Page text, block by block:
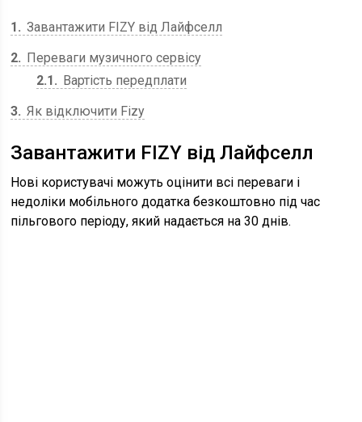
1
Завантажити FIZY від Лайфселл
2
Переваги музичного сервісу
2.1
Вартість передплати
3 Як відключити Fizy
Завантажити FIZY від Лайфселл
Нові користувачі можуть оцінити всі переваги і
недоліки мобільного додатка безкоштовно під час
пільгового періоду, який надається на 30 днів.